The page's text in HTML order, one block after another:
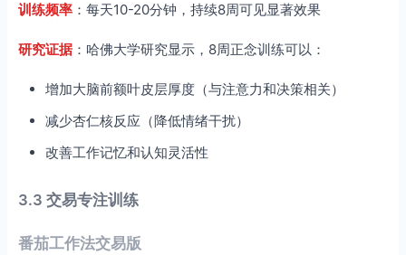
训练频率 ：每天10-20分钟，持续8周可见显著效果
研究证据 ：哈佛大学研究显示，8周正念训练可以：
增加大脑前额叶皮层厚度（与注意力和决策相关）
减少杏仁核反应（降低情绪干扰）
改善工作记忆和认知灵活性
3.3 交易专注训练
番茄工作法交易版